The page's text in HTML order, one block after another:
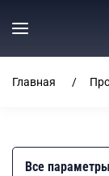
Главная
Все